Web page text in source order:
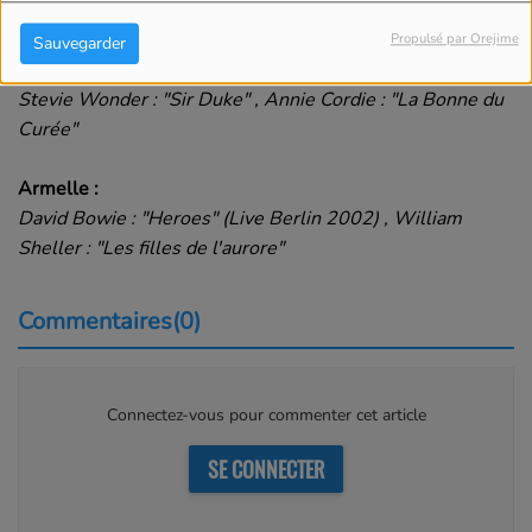
Sauvegarder Propulsé par Orejime
tropic blues band : "René the renegade"
Manuel :
Stevie Wonder : "Sir Duke" , Annie Cordie : "La Bonne du
Curée"
Armelle :
David Bowie : "Heroes" (Live Berlin 2002) , William
Sheller : "Les filles de l'aurore"
Commentaires(0)
Connectez-vous pour commenter cet article
SE CONNECTER